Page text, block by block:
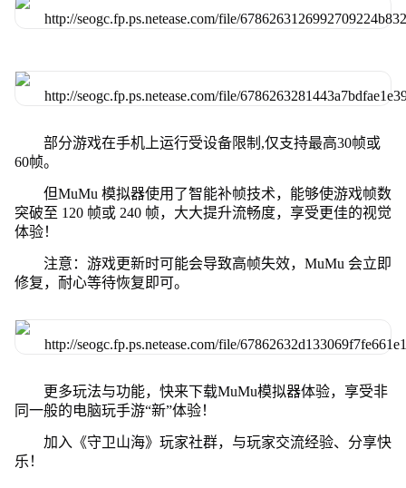
部分游戏在手机上运行受设备限制,仅支持最高30帧或
60帧。
但MuMu 模拟器使用了智能补帧技术，能够使游戏帧数
突破至 120 帧或 240 帧，大大提升流畅度，享受更佳的视觉
体验！
注意：游戏更新时可能会导致高帧失效，MuMu 会立即
修复，耐心等待恢复即可。
更多玩法与功能，快来下载MuMu模拟器体验，享受非
同一般的电脑玩手游“新”体验！
加入《守卫山海》玩家社群，与玩家交流经验、分享快
乐！